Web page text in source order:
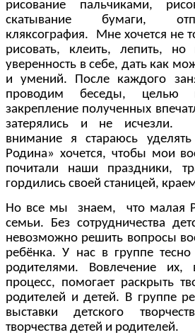
рисование пальчиками,
скатывание бумаги,
кляксография. Мне хочется не
рисовать, клеить, лепить,
уверенность в себе, дать как
и умений. После каждого
проводим беседы, целью
закрепление полученных
затерялись и не исчезли.
внимание я стараюсь
Родина» хочется, чтобы мои
почитали наши праздники,
гордились своей станицей,
Но все мы знаем, что малая
семьи. Без сотрудничества
невозможно решить вопросы
ребёнка. У нас в группе
родителями. Вовлечение их,
процесс, помогает раскрыть
родителей и детей. В группе
выставки детского
творчества детей и родителей.